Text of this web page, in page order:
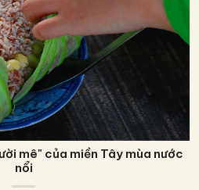
mê" của miền Tây mùa nước
nổi